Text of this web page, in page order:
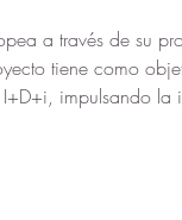
a través de su
tiene como
impulsando la